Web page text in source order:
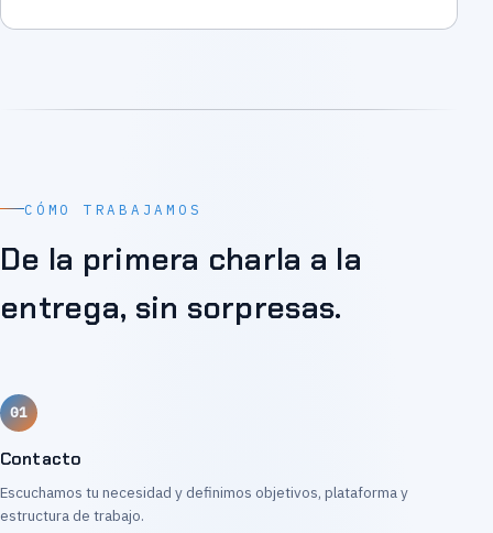
CÓMO TRABAJAMOS
De la primera charla a la
entrega, sin sorpresas.
Contacto
Escuchamos tu necesidad y definimos objetivos, plataforma y
estructura de trabajo.